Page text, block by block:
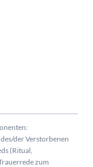
der Verstorbenen
(Ritual,
zum